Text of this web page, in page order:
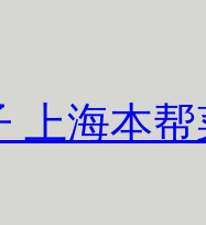
上海本